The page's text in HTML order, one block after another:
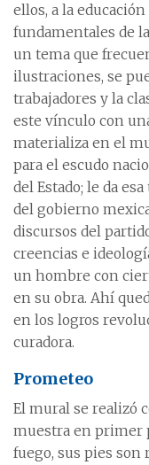
ellos, a la
fundamentales de
un tema que
ilustraciones, se
trabajadores y la
este vínculo con
materializa en el
para el escudo
del Estado; le da
del gobierno
discursos del
creencias e
un hombre con
en su obra. Ahí
en los logros
curadora.
Prometeo
El mural se realizó
muestra en primer
fuego, sus pies son